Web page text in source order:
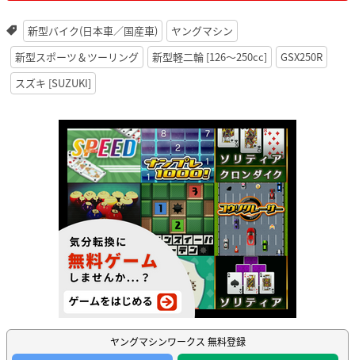
新型バイク(日本車／国産車)
ヤングマシン
新型スポーツ＆ツーリング
新型軽二輪 [126〜250cc]
GSX250R
スズキ [SUZUKI]
ヤングマシンワークス 無料登録